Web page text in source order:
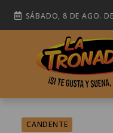
SÁBADO, 8 DE AGO.
CANDENTE